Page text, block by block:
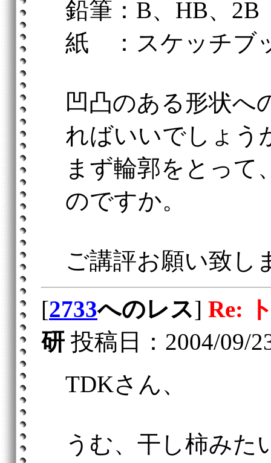
鉛筆：B、HB、2B
紙 ：スケッチブ
凹凸のある形状へ
ればいいでしょう
まず輪郭をとって
のですか。
ご講評お願い致し
[2733へのレス] Re:
研 投稿日：2004/09/
TDKさん、
うむ、干し柿みた